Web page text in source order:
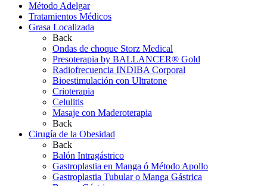
Método Adelgar
Tratamientos Médicos
Grasa Localizada
Back
Ondas de choque Storz Medical
Presoterapia by BALLANCER® Gold
Radiofrecuencia INDIBA Corporal
Bioestimulación con Ultratone
Crioterapia
Celulitis
Masaje con Maderoterapia
Back
Cirugía de la Obesidad
Back
Balón Intragástrico
Gastroplastia en Manga ó Método Apollo
Gastroplastia Tubular o Manga Gástrica